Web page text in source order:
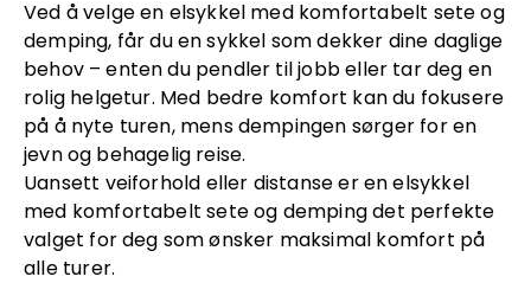
Ved å velge en elsykkel med komfortabelt sete og
demping, får du en sykkel som dekker dine daglige
behov – enten du pendler til jobb eller tar deg en
rolig helgetur. Med bedre komfort kan du fokusere
på å nyte turen, mens dempingen sørger for en
jevn og behagelig reise.
Uansett veiforhold eller distanse er en elsykkel
med komfortabelt sete og demping det perfekte
valget for deg som ønsker maksimal komfort på
alle turer.